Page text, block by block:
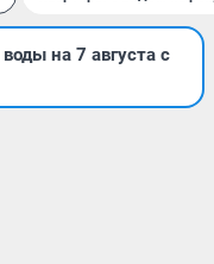
на 7 августа с